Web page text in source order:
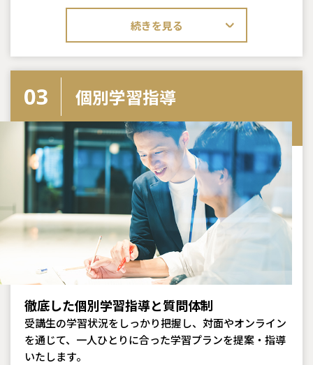
続きを見る
個別学習指導
徹底した個別学習指導と質問体制
受講生の学習状況をしっかり把握し、対面やオンライン
を通じて、一人ひとりに合った学習プランを提案・指導
いたします。